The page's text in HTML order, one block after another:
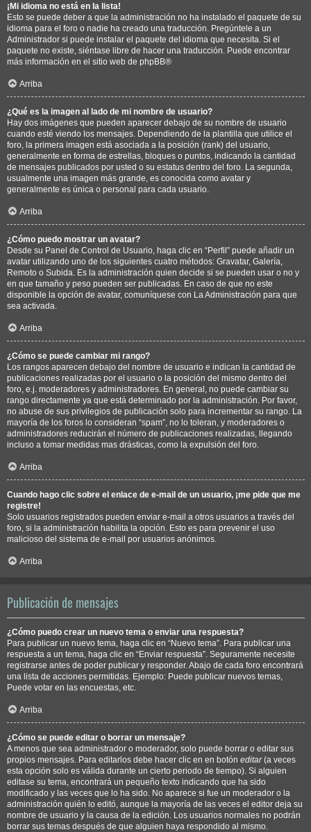
¡Mi idioma no está en la lista!
Esto se puede deber a que la administración no ha instalado el paquete de su
idioma para el foro o nadie ha creado una traducción. Pregúntele a un
Administrador si puede instalar el paquete del idioma que necesita. Si el
paquete no existe, siéntase libre de hacer una traducción. Puede encontrar
más información en el sitio web de phpBB®
Arriba
¿Qué es la imagen al lado de mi nombre de usuario?
Hay dos imágenes que pueden aparecer debajo de su nombre de usuario
cuando esté viendo los mensajes. Dependiendo de la plantilla que utilice el
foro, la primera imagen está asociada a la posición (rank) del usuario,
generalmente en forma de estrellas, bloques o puntos, indicando la cantidad
de mensajes publicados por usted o su estatus dentro del foro. La segunda,
usualmente una imagen más grande, es conocida como avatar y
generalmente es única o personal para cada usuario.
Arriba
¿Cómo puedo mostrar un avatar?
Desde su Panel de Control de Usuario, haga clic en “Perfil” puede añadir un
avatar utilizando uno de los siguientes cuatro métodos: Gravatar, Galería,
Remoto o Subida. Es la administración quien decide si se pueden usar o no y
en que tamaño y peso pueden ser publicadas. En caso de que no este
disponible la opción de avatar, comuníquese con La Administración para que
sea activada.
Arriba
¿Cómo se puede cambiar mi rango?
Los rangos aparecen debajo del nombre de usuario e indican la cantidad de
publicaciones realizadas por el usuario o la posición del mismo dentro del
foro, e.j. moderadores y administradores. En general, no puede cambiar su
rango directamente ya que está determinado por la administración. Por favor,
no abuse de sus privilegios de publicación solo para incrementar su rango. La
mayoría de los foros lo consideran “spam”, no lo toleran, y moderadores o
administradores reducirán el número de publicaciones realizadas, llegando
incluso a tomar medidas mas drásticas, como la expulsión del foro.
Arriba
Cuando hago clic sobre el enlace de e-mail de un usuario, ¡me pide que me
registre!
Solo usuarios registrados pueden enviar e-mail a otros usuarios a través del
foro, si la administración habilita la opción. Esto es para prevenir el uso
malicioso del sistema de e-mail por usuarios anónimos.
Arriba
Publicación de mensajes
¿Cómo puedo crear un nuevo tema o enviar una respuesta?
Para publicar un nuevo tema, haga clic en “Nuevo tema”. Para publicar una
respuesta a un tema, haga clic en “Enviar respuesta”. Seguramente necesite
registrarse antes de poder publicar y responder. Abajo de cada foro encontrará
una lista de acciones permitidas. Ejemplo: Puede publicar nuevos temas,
Puede votar en las encuestas, etc.
Arriba
¿Cómo se puede editar o borrar un mensaje?
A menos que sea administrador o moderador, solo puede borrar o editar sus
propios mensajes. Para editarlos debe hacer clic en en botón editar(a veces
esta opción solo es válida durante un cierto periodo de tiempo). Si alguien
editase su tema, encontrará un pequeño texto indicando que ha sido
modificado y las veces que lo ha sido. No aparece si fue un moderador o la
administración quién lo editó, aunque la mayoría de las veces el editor deja su
nombre de usuario y la causa de la edición. Los usuarios normales no podrán
borrar sus temas después de que alguien haya respondido al mismo.